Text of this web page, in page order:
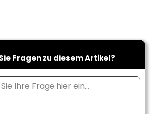
Fragen zu diesem Artikel?